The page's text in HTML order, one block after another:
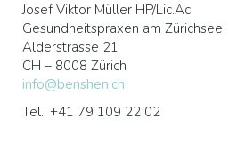
Josef Viktor Müller HP/Lic.Ac.
Gesundheitspraxen am Zürichsee
Alderstrasse 21
CH – 8008 Zürich
info@benshen.ch
Tel.: +41 79 109 22 02